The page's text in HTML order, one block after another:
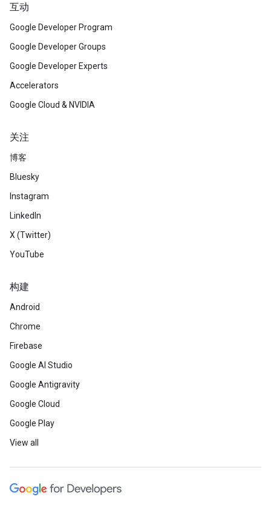
互动
Google Developer Program
Google Developer Groups
Google Developer Experts
Accelerators
Google Cloud & NVIDIA
关注
博客
Bluesky
Instagram
LinkedIn
X (Twitter)
YouTube
构建
Android
Chrome
Firebase
Google AI Studio
Google Antigravity
Google Cloud
Google Play
View all